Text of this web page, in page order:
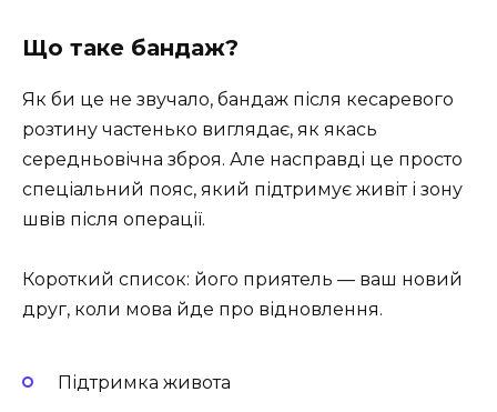
Що таке бандаж?
Як би це не звучало, бандаж після кесаревого
розтину частенько виглядає, як якась
середньовічна зброя. Але насправді це просто
спеціальний пояс, який підтримує живіт і зону
швів після операції.
Короткий список: його приятель — ваш новий
друг, коли мова йде про відновлення.
Підтримка живота